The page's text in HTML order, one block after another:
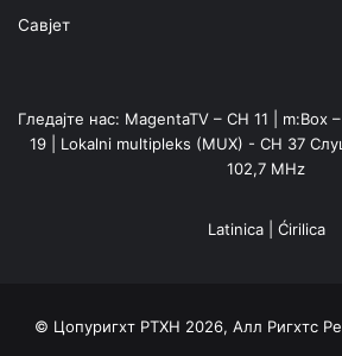
Савјет
Гледајте нас: MagentaTV – CH 11 | m:Box
19 | Lokalni multipleks (MUX) - CH 37
102,7 MHz
Latinica| Ćirilica
© Цопyригхт РТХН 2026, Алл Ригхтс